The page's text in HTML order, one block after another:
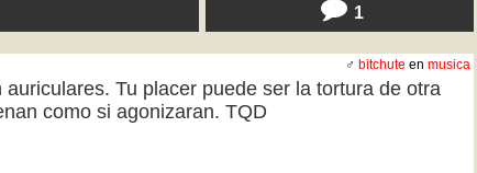
1
♂ bitchute en musica
Tu placer puede ser la tortura de otra
como si agonizaran. TQD